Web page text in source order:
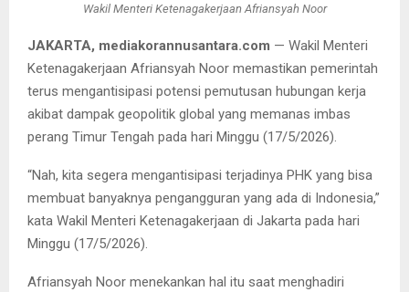
Wakil Menteri Ketenagakerjaan Afriansyah Noor
JAKARTA, mediakorannusantara.com — Wakil Menteri
Ketenagakerjaan Afriansyah Noor memastikan pemerintah
terus mengantisipasi potensi pemutusan hubungan kerja
akibat dampak geopolitik global yang memanas imbas
perang Timur Tengah pada hari Minggu (17/5/2026).
“Nah, kita segera mengantisipasi terjadinya PHK yang bisa
membuat banyaknya pengangguran yang ada di Indonesia,”
kata Wakil Menteri Ketenagakerjaan di Jakarta pada hari
Minggu (17/5/2026).
Afriansyah Noor menekankan hal itu saat menghadiri